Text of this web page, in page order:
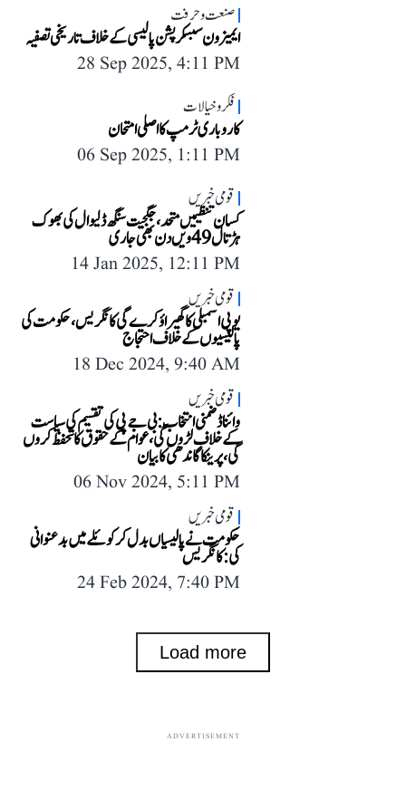
صنعت و حرفت
ایمیزون سبسکرپشن پالیسی کے خلاف تاریخی تصفیہ
28 Sep 2025, 4:11 PM
فکر و خیالات
کاروباری ٹرمپ کا اصلی امتحان
06 Sep 2025, 1:11 PM
قومی خبریں
کسان تنظیمیں متحد، جگجیت سنگھ ڈلیوال کی بھوک
ہڑتال 49ویں دن بھی جاری
14 Jan 2025, 12:11 PM
قومی خبریں
یوپی اسمبلی کا گھیراؤ کرے گی کانگریس، حکومت کی
پالیسیوں کے خلاف احتجاج
18 Dec 2024, 9:40 AM
قومی خبریں
وائناڈ ضمنی انتخاب: بی جے پی کی تقسیم کی سیاست
کے خلاف لڑوں گی، عوام کے حقوق کا تحفظ کروں
گی، پرینکا گاندھی کا بیان
06 Nov 2024, 5:11 PM
قومی خبریں
حکومت نے پالیسیاں بدل کر کوئلے میں بدعنوانی
کی: کانگریس
24 Feb 2024, 7:40 PM
Load more
ADVERTISEMENT